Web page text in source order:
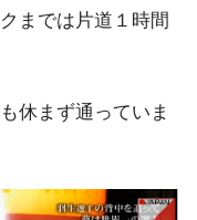
までは片道１時間
休まず通っていま